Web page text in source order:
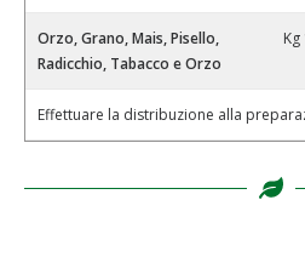
Orzo, Grano, Mais, Pisello,
Radicchio, Tabacco e Orzo
Effettuare la distribuzione alla